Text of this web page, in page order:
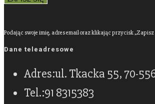
Podając swoje imię, adres email oraz klikając przycisk
Dane teleadresowe
Adres:ul. Tkacka 55, 70-
Tel.:91 8315383